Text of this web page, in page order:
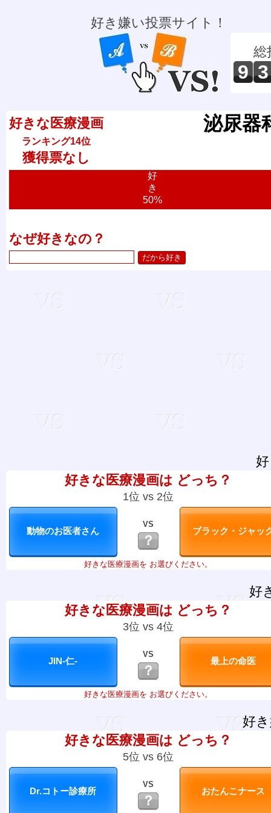
好き嫌い投票サイト！
総
9 3
好きな医療漫画
ランキング14位
獲得票なし
泌尿器
好
き
50%
なぜ好きなの？
好きな医療漫画は どっち？
1位 vs 2位
VS
？
好きな医療漫画を お選びください。
好
好きな医療漫画は どっち？
3位 vs 4位
VS
？
好きな医療漫画を お選びください。
好
好きな医療漫画は どっち？
5位 vs 6位
VS
？